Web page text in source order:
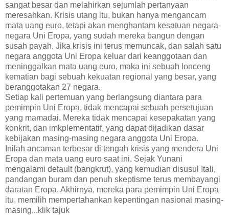
sangat besar dan melahirkan sejumlah pertanyaan
meresahkan. Krisis utang itu, bukan hanya mengancam
mata uang euro, tetapi akan menghantam kesatuan negara-
negara Uni Eropa, yang sudah mereka bangun dengan
susah payah. Jika krisis ini terus memuncak, dan salah satu
negara anggota Uni Eropa keluar dari keanggotaan dan
meninggalkan mata uang euro, maka ini sebuah lonceng
kematian bagi sebuah kekuatan regional yang besar, yang
beranggotakan 27 negara.
Setiap kali pertemuan yang berlangsung diantara para
pemimpin Uni Eropa, tidak mencapai sebuah persetujuan
yang mamadai. Mereka tidak mencapai kesepakatan yang
konkrit, dan imkplementatif, yang dapat dijadikan dasar
kebijakan masing-masing negara anggota Uni Eropa.
Inilah ancaman terbesar di tengah krisis yang mendera Uni
Eropa dan mata uang euro saat ini. Sejak Yunani
mengalami default (bangkrut), yang kemudian disusul Itali,
pandangan buram dan penuh skeptisme terus membayangi
daratan Eropa. Akhirnya, mereka para pemimpin Uni Eropa
itu, memilih mempertahankan kepentingan nasional masing-
masing...klik tajuk